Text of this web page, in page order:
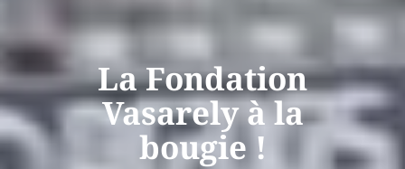
La Fondation
Vasarely à la
bougie !